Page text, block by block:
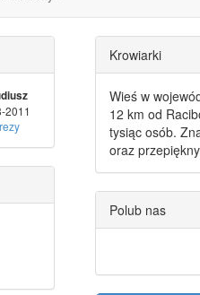
2011
Krowiarki
Wieś w
12 km od
tysiąc osób.
oraz
Polub nas